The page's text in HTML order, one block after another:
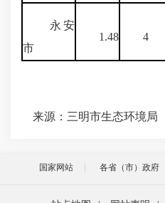
永安
市
1.48 4
来源：三明市生态环境局
国家网站 各省（市）政府